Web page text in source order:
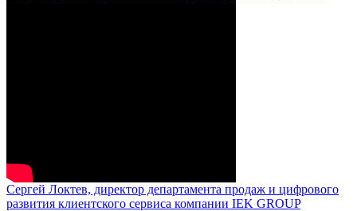
Сергей Локтев, директор департамента продаж и цифрового
развития клиентского сервиса компании IEK GROUP